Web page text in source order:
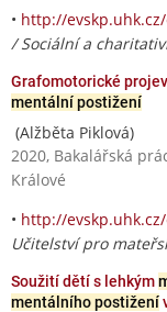
• http://
/ Sociální a
Grafomotorické
mentální postižení
(Alžběta Piklová)
2020, Bakalářská
Králové
• http://
Učitelství pro
Soužití dětí s lehkým
mentálního postižení